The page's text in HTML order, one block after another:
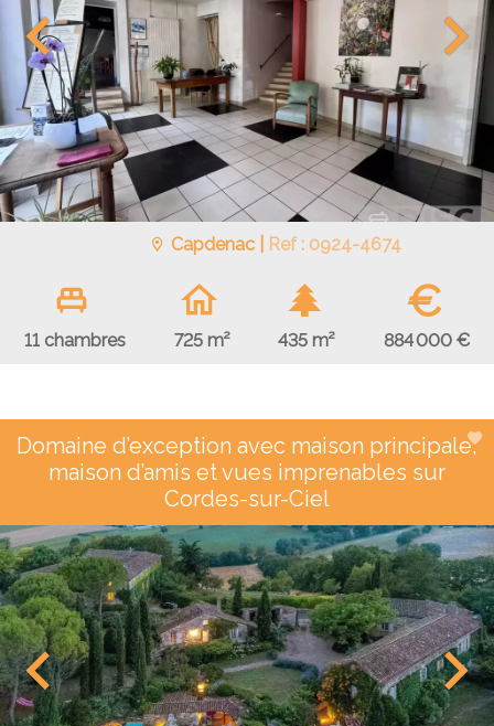
Capdenac | Ref : 0924-4674
11 chambres 725 m² 435 m²
€
884 000 €
Domaine d’exception avec maison principale,
maison d’amis et vues imprenables sur
Cordes-sur-Ciel